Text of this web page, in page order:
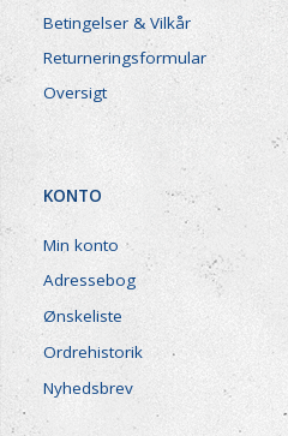
Betingelser & Vilkår
Returneringsformular
Oversigt
KONTO
Min konto
Adressebog
Ønskeliste
Ordrehistorik
Nyhedsbrev